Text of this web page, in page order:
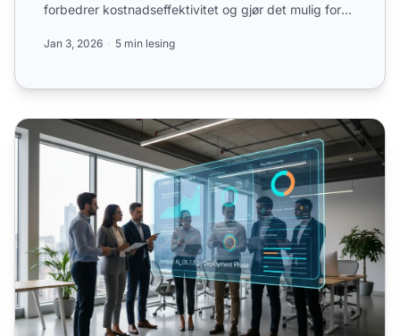
forbedrer kostnadseffektivitet og gjør det mulig for
Jan 3, 2026 5 min lesing
Når AI-plattformer endrer seg: Tilpass din strategi